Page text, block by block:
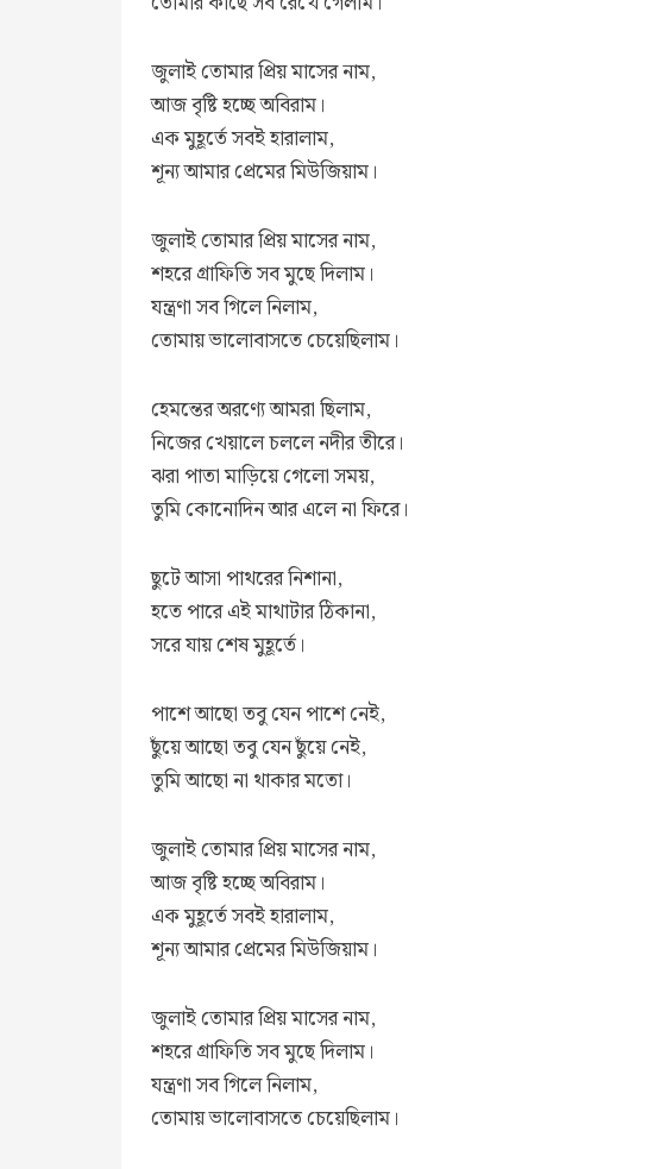
জুলাই তোমার প্রিয় মাসের নাম,
আজ বৃষ্টি হচ্ছে অবিরাম।
এক মুহূর্তে সবই হারালাম,
শূন্য আমার প্রেমের মিউজিয়াম।
জুলাই তোমার প্রিয় মাসের নাম,
শহরে গ্রাফিতি সব মুছে দিলাম।
যন্ত্রণা সব গিলে নিলাম,
তোমায় ভালোবাসতে চেয়েছিলাম।
হেমন্তের অরণ্যে আমরা ছিলাম,
নিজের খেয়ালে চললে নদীর তীরে।
ঝরা পাতা মাড়িয়ে গেলো সময়,
তুমি কোনোদিন আর এলে না ফিরে।
ছুটে আসা পাথরের নিশানা,
হতে পারে এই মাথাটার ঠিকানা,
সরে যায় শেষ মুহূর্তে।
পাশে আছো তবু যেন পাশে নেই,
ছুঁয়ে আছো তবু যেন ছুঁয়ে নেই,
তুমি আছো না থাকার মতো।
জুলাই তোমার প্রিয় মাসের নাম,
আজ বৃষ্টি হচ্ছে অবিরাম।
এক মুহূর্তে সবই হারালাম,
শূন্য আমার প্রেমের মিউজিয়াম।
জুলাই তোমার প্রিয় মাসের নাম,
শহরে গ্রাফিতি সব মুছে দিলাম।
যন্ত্রণা সব গিলে নিলাম,
তোমায় ভালোবাসতে চেয়েছিলাম।